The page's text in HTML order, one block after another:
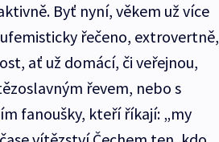
Byť nyní, věkem už více
řečeno, extrovertně,
ať už domácí, či veřejnou,
řevem, nebo s
fanoušky, kteří říkají: „my